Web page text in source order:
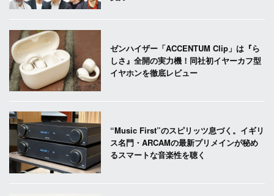
ゼンハイザー「ACCENTUM Clip」は『ら
しさ』全開の実力機！同社初イヤーカフ型
イヤホンを徹底レビュー
“Music First”のスピリッツ息づく。イギリ
ス名門・ARCAMの最新プリメインが秘め
るスマートな音楽性を聴く